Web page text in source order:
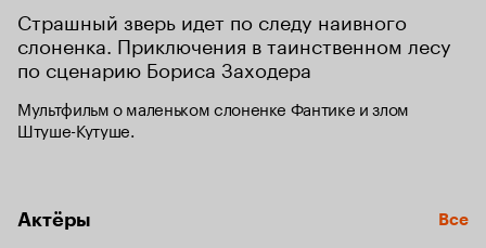
Страшный зверь идет по следу наивного
слоненка. Приключения в таинственном лесу
по сценарию Бориса Заходера
Мультфильм о маленьком слоненке Фантике и злом
Штуше-Кутуше.
Актёры Все